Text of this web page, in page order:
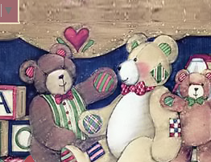
▼